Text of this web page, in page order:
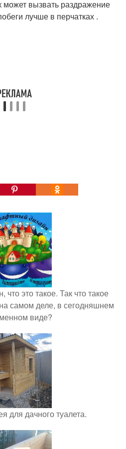
может вызвать раздражение
лучше в перчатках .
это такое. Так что такое
самом деле, в сегодняшнем
виде?
для дачного туалета.